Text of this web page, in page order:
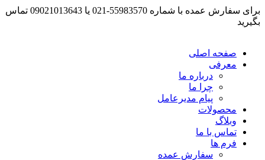
برای سفارش عمده با شماره 55983570-021 یا 09021013643 تماس
بگیرید
صفحه اصلی
معرفی
درباره ما
چرا ما
پیام مدیرعامل
محصولات
وبلاگ
تماس با ما
فرم ها
سفارش عمده